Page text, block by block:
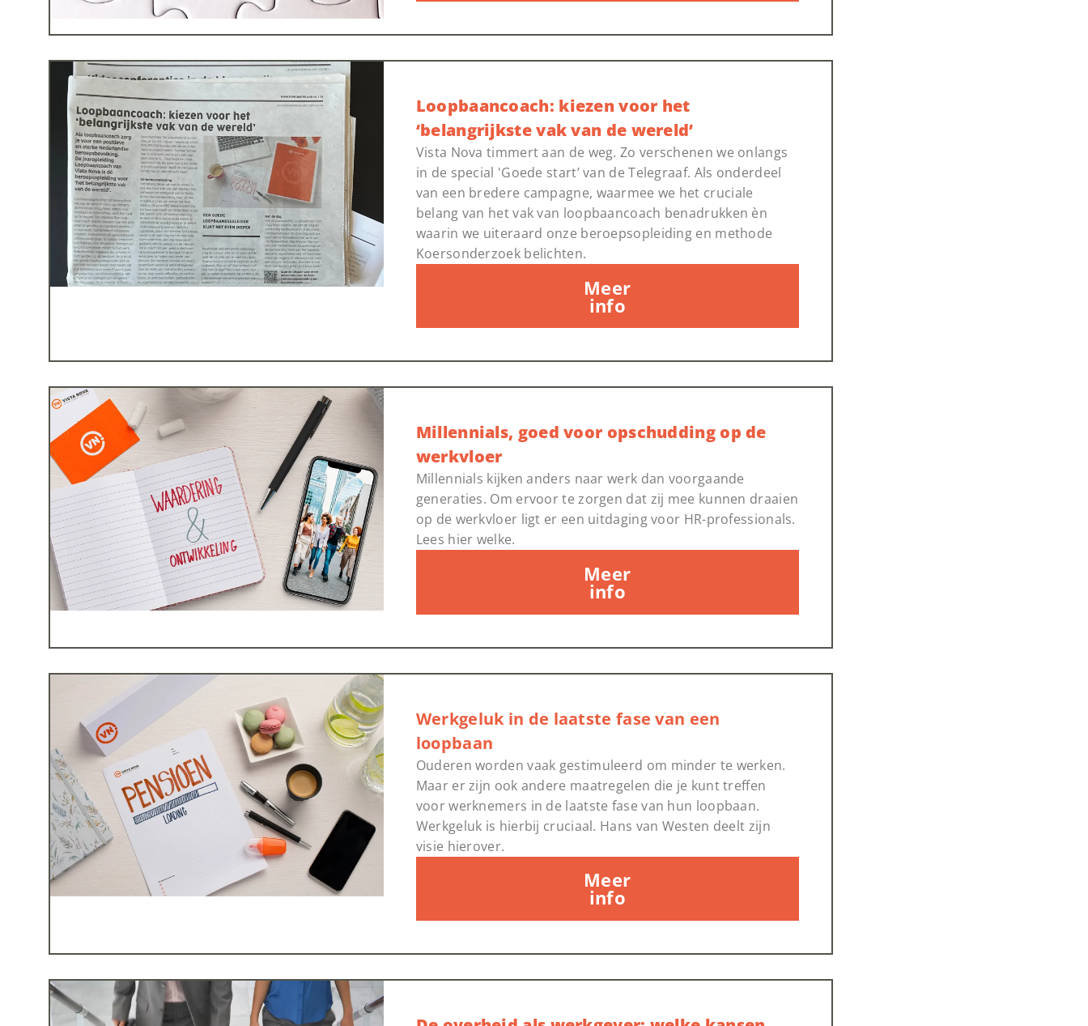
Loopbaancoach: kiezen voor het
‘belangrijkste vak van de wereld’
Vista Nova timmert aan de weg. Zo verschenen we onlangs
in de special 'Goede start’ van de Telegraaf. Als onderdeel
van een bredere campagne, waarmee we het cruciale
belang van het vak van loopbaancoach benadrukken èn
waarin we uiteraard onze beroepsopleiding en methode
Koersonderzoek belichten.
Meer
info
Millennials, goed voor opschudding op de
werkvloer
Millennials kijken anders naar werk dan voorgaande
generaties. Om ervoor te zorgen dat zij mee kunnen draaien
op de werkvloer ligt er een uitdaging voor HR-professionals.
Lees hier welke.
Meer
info
Werkgeluk in de laatste fase van een
loopbaan
Ouderen worden vaak gestimuleerd om minder te werken.
Maar er zijn ook andere maatregelen die je kunt treffen
voor werknemers in de laatste fase van hun loopbaan.
Werkgeluk is hierbij cruciaal. Hans van Westen deelt zijn
visie hierover.
Meer
info